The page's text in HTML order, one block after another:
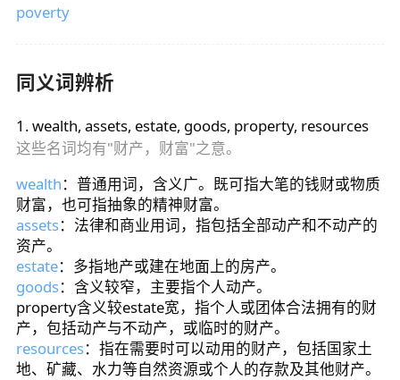
poverty
同义词辨析
1 .wealth, assets, estate, goods, property, resources
这些名词均有"财产，财富"之意。
wealth：普通用词，含义广。既可指大笔的钱财或物质
财富，也可指抽象的精神财富。
assets：法律和商业用词，指包括全部动产和不动产的
资产。
estate：多指地产或建在地面上的房产。
goods：含义较窄，主要指个人动产。
property含义较estate宽，指个人或团体合法拥有的财
产，包括动产与不动产，或临时的财产。
resources：指在需要时可以动用的财产，包括国家土
地、矿藏、水力等自然资源或个人的存款及其他财产。